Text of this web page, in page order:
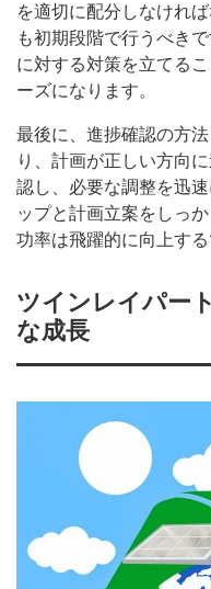
を適切に配分しなけれ
も初期段階で行うべき
に対する対策を立てる
ーズになります。
最後に、進捗確認の方
り、計画が正しい方向
認し、必要な調整を迅
ップと計画立案をしっ
功率は飛躍的に向上する
ツインレイパー
な成長